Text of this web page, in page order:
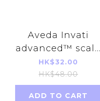
Aveda Invati
advanced™ scalp
revitalizer 10ml
Parallel Imports
Products
HK$32.00
HK$48.00
ADD TO CART